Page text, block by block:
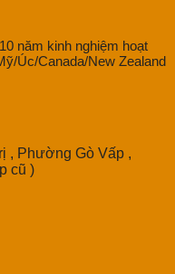
năm kinh nghiệm hoạt
Úc/Canada/New Zealand
, Phường Gò Vấp ,
cũ )